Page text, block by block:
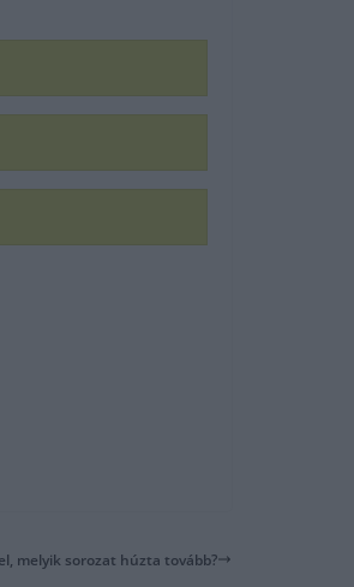
melyik sorozat húzta tovább?